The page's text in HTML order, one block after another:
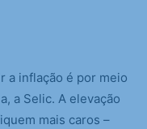
a inflação é por meio
a Selic. A elevação
mais caros –